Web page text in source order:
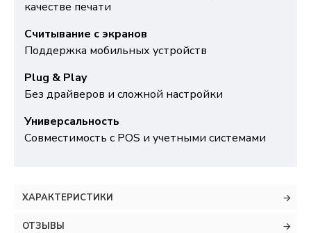
качестве печати
Считывание с экранов
Поддержка мобильных устройств
Plug & Play
Без драйверов и сложной настройки
Универсальность
Совместимость с POS и учетными системами
ХАРАКТЕРИСТИКИ
ОТЗЫВЫ